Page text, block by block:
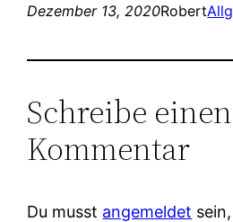
Dezember 13, 2020Robert
Schreibe einen
Kommentar
Du musst angemeldet